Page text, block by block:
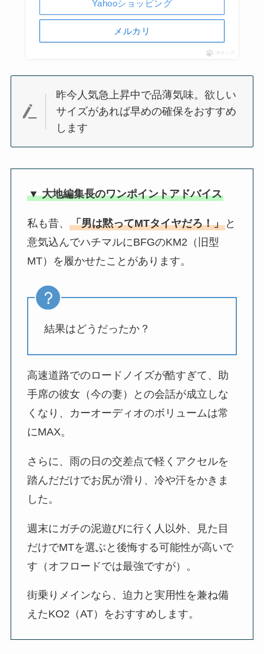
Yahooショッピング
メルカリ
ポチップ
昨今人気急上昇中で品薄気味。欲しい
サイズがあれば早めの確保をおすすめ
します
▼ 大地編集長のワンポイントアドバイス
私も昔、 「男は黙ってMTタイヤだろ！」と
意気込んでハチマルにBFGのKM2（旧型
MT）を履かせたことがあります。
結果はどうだったか？
高速道路でのロードノイズが酷すぎて、助
手席の彼女（今の妻）との会話が成立しな
くなり、カーオーディオのボリュームは常
にMAX。
さらに、雨の日の交差点で軽くアクセルを
踏んだだけでお尻が滑り、冷や汗をかきま
した。
週末にガチの泥遊びに行く人以外、見た目
だけでMTを選ぶと後悔する可能性が高いで
す（オフロードでは最強ですが）。
街乗りメインなら、迫力と実用性を兼ね備
えたKO2（AT）をおすすめします。